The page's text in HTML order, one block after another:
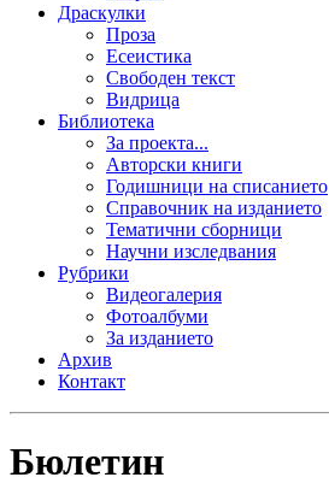
Драскулки
Проза
Есеистика
Свободен текст
Видрица
Библиотека
За проекта...
Авторски книги
Годишници на списанието
Справочник на изданието
Тематични сборници
Научни изследвания
Рубрики
Видеогалерия
Фотоалбуми
За изданието
Архив
Контакт
Бюлетин